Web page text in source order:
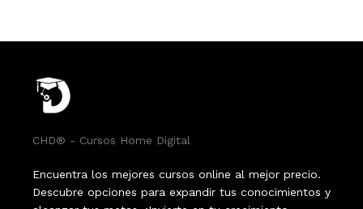
CHD® - Cursos Home Digital
Encuentra los mejores cursos online al mejor precio.
Descubre opciones para expandir tus conocimientos y